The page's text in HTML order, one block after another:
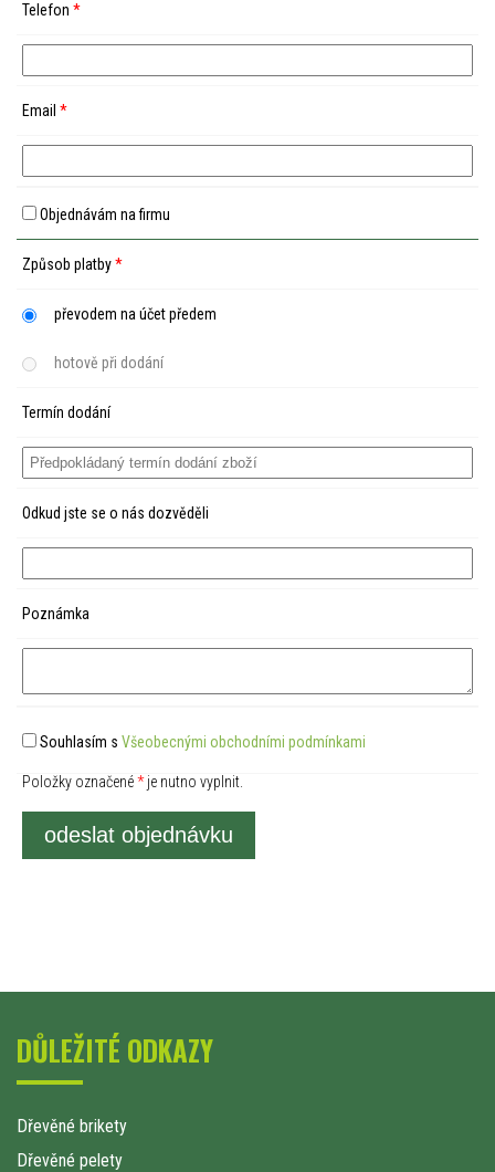
Telefon *
Email *
Objednávám na firmu
Způsob platby*
převodem na účet předem
hotově při dodání
Termín dodání
Odkud jste se o nás dozvěděli
Poznámka
Souhlasím s Všeobecnými obchodními podmínkami
Položky označené*je nutno vyplnit.
odeslat objednávku
DŮLEŽITÉ ODKAZY
Dřevěné brikety
Dřevěné pelety